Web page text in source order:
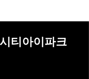
티아이파크